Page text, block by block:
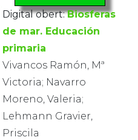
Digital obert: Biosferas
de mar. Educación
primaria
Vivancos Ramón, Mª
Victoria; Navarro
Moreno, Valeria;
Lehmann Gravier,
Priscila